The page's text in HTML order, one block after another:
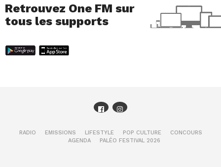
Retrouvez One FM sur
tous les supports
RADIO EMISSIONS LIFESTYLE POP CULTURE
CONCOURS
AGENDA
PALÉO FESTIVAL 2026